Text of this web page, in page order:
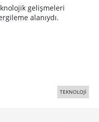
gelişmeleri
alanıydı.
TEKNOLOJİ